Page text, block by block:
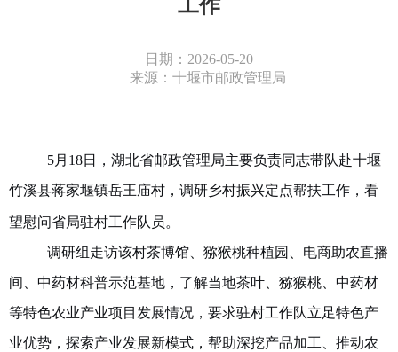
工作
日期：2026-05-20
来源：十堰市邮政管理局
5月18日， 湖北省邮政管理局主要负责同志带队赴十堰
竹溪县蒋家堰镇岳王庙村，调研乡村振兴定点帮扶工作， 看
望慰问省局驻村工作队员。
调研组走访该村茶博馆、猕猴桃种植园、电商助农直播
间、中药材科普示范基地， 了解当地茶叶、猕猴桃、中药材
等特色农业产业项目发展情况，要求驻村工作队立足特色产
业优势，探索产业发展新模式，帮助深挖产品加工、推动农